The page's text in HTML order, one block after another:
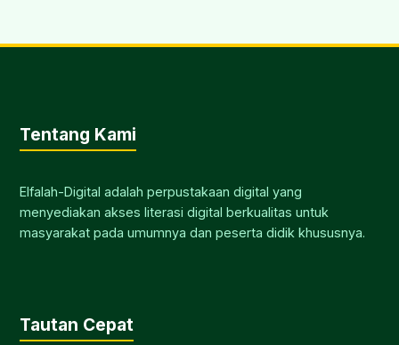
Tentang Kami
Elfalah-Digital adalah perpustakaan digital yang
menyediakan akses literasi digital berkualitas untuk
masyarakat pada umumnya dan peserta didik khususnya.
Tautan Cepat